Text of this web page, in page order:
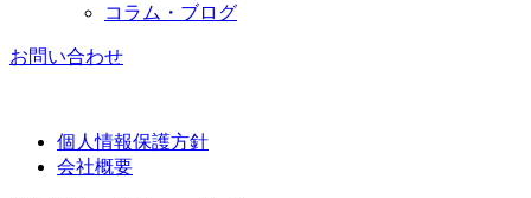
コラム・ブログ
お問い合わせ
個人情報保護方針
会社概要